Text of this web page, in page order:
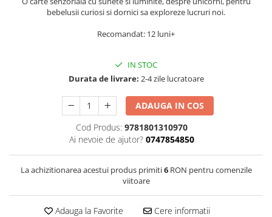
bebelusii curiosi si dornici sa exploreze lucruri noi.
Recomandat: 12 luni+
IN STOC
Durata de livrare: 2-4 zile lucratoare
ADAUGA IN COS
Cod Produs: 9781801310970
Ai nevoie de ajutor? 0747854850
La achizitionarea acestui produs primiti6RON pentru comenzile
viitoare
Adauga la Favorite Cere informatii